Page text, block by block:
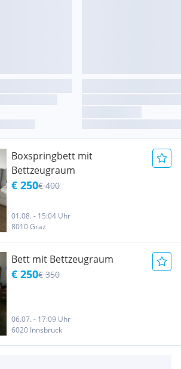
Boxspringbett mit
Bettzeugraum
€ 250€ 400
01.08. - 15:04 Uhr
8010 Graz
Bett mit Bettzeugraum
€ 250€ 350
06.07. - 17:09 Uhr
6020 Innsbruck